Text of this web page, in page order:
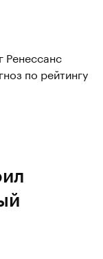
Ренессанс
по рейтингу